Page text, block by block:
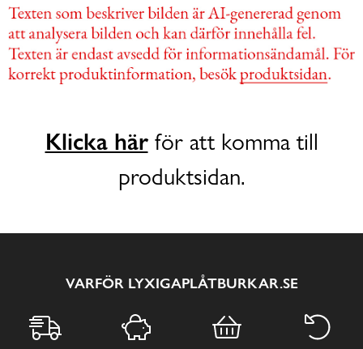
Klicka härför att komma till
produktsidan.
VARFÖR LYXIGAPLÅTBURKAR.SE